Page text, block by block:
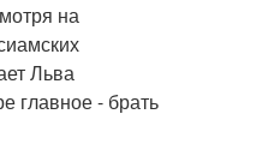
на
Льва
главное - брать